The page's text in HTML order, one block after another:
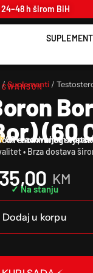
24–48 h širom BiH
/Suplementi /
SWANSON
(60
88+ zadovoljnih
renomiranog
• Brza dostava
35,00 KM
✓ Na stanju
Dodaj u korpu